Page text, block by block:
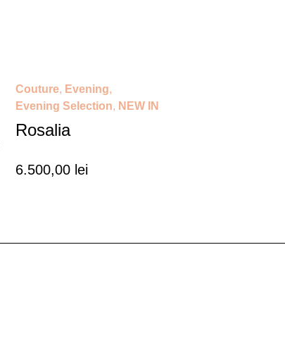
Couture, Evening,
Evening Selection, NEW IN
Rosalia
6.500,00 lei